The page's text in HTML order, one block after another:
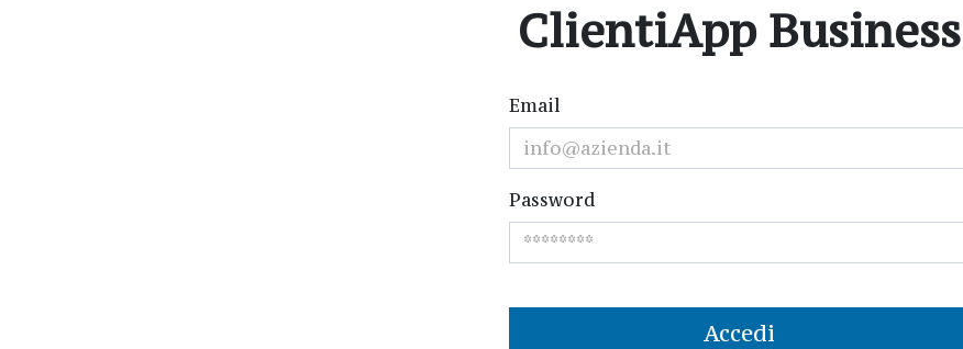
ClientiApp Business
Email
Password
Accedi